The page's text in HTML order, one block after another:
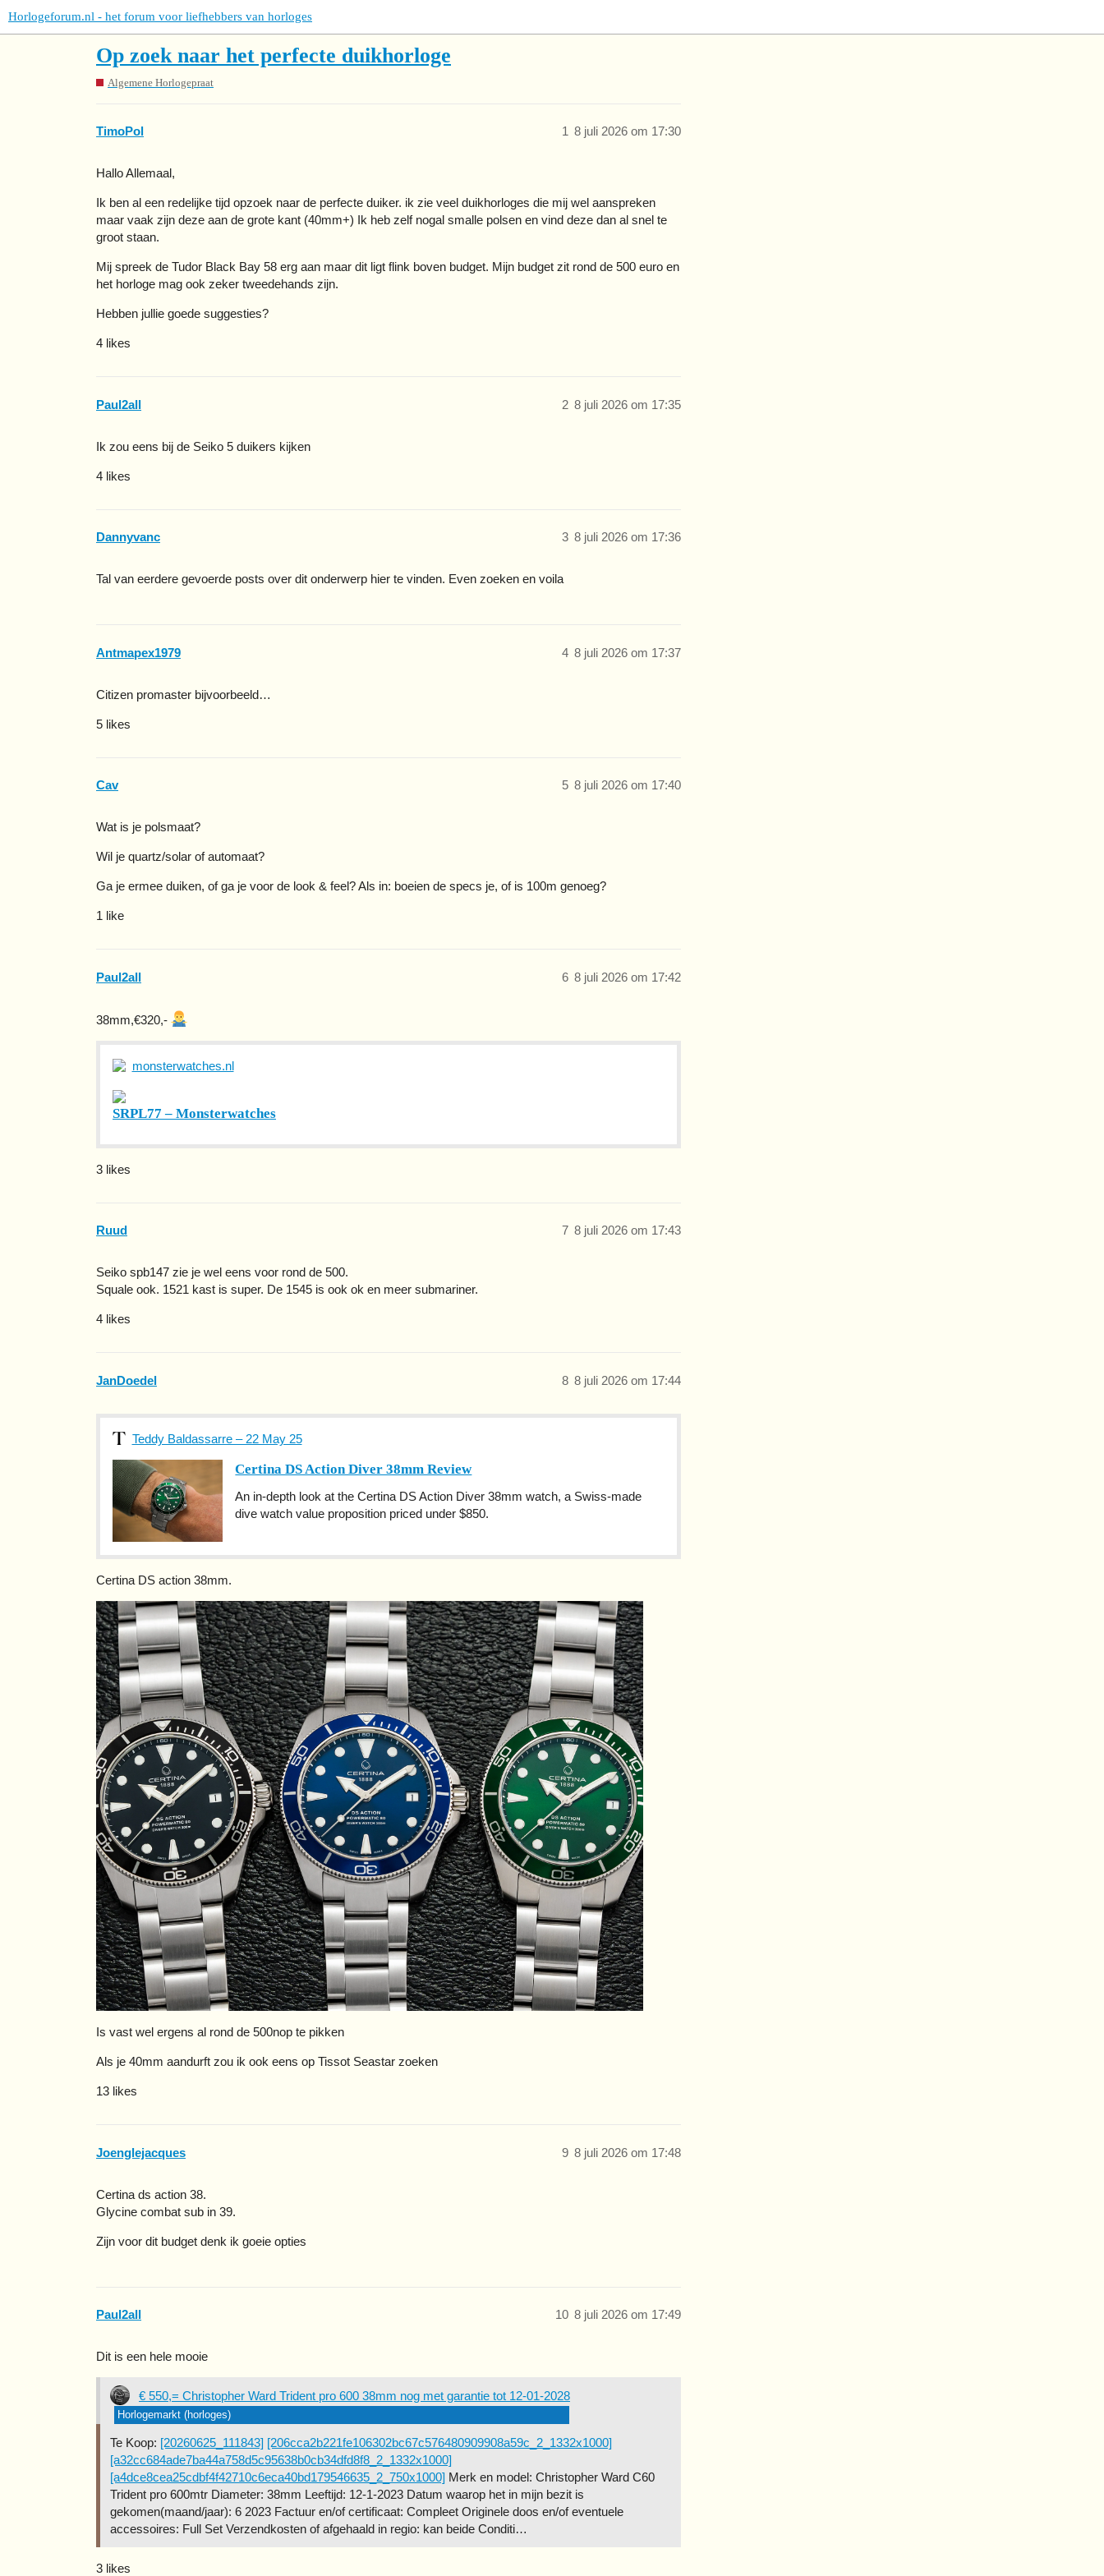
Horlogeforum.nl - het forum voor liefhebbers van horloges
Op zoek naar het perfecte duikhorloge
Algemene Horlogepraat
TimoPol 8 juli 2026 om 17:30
1
Hallo Allemaal,
Ik ben al een redelijke tijd opzoek naar de perfecte duiker. ik zie veel duikhorloges die mij wel aanspreken
maar vaak zijn deze aan de grote kant (40mm+) Ik heb zelf nogal smalle polsen en vind deze dan al snel te
groot staan.
Mij spreek de Tudor Black Bay 58 erg aan maar dit ligt flink boven budget. Mijn budget zit rond de 500 euro en
het horloge mag ook zeker tweedehands zijn.
Hebben jullie goede suggesties?
4 likes
Paul2all 8 juli 2026 om 17:35
2
Ik zou eens bij de Seiko 5 duikers kijken
4 likes
Dannyvanc 8 juli 2026 om 17:36
3
Tal van eerdere gevoerde posts over dit onderwerp hier te vinden. Even zoeken en voila
Antmapex1979 8 juli 2026 om 17:37
4
Citizen promaster bijvoorbeeld…
5 likes
Cav 8 juli 2026 om 17:40
5
Wat is je polsmaat?
Wil je quartz/solar of automaat?
Ga je ermee duiken, of ga je voor de look & feel? Als in: boeien de specs je, of is 100m genoeg?
1 like
Paul2all 8 juli 2026 om 17:42
6
38mm,€320,-
monsterwatches.nl
SRPL77 – Monsterwatches
3 likes
Ruud 8 juli 2026 om 17:43
7
Seiko spb147 zie je wel eens voor rond de 500.
Squale ook. 1521 kast is super. De 1545 is ook ok en meer submariner.
4 likes
JanDoedel 8 juli 2026 om 17:44
8
Teddy Baldassarre – 22 May 25
Certina DS Action Diver 38mm Review
An in-depth look at the Certina DS Action Diver 38mm watch, a Swiss-made
dive watch value proposition priced under $850.
Certina DS action 38mm.
Is vast wel ergens al rond de 500nop te pikken
Als je 40mm aandurft zou ik ook eens op Tissot Seastar zoeken
13 likes
Joenglejacques 8 juli 2026 om 17:48
9
Certina ds action 38.
Glycine combat sub in 39.
Zijn voor dit budget denk ik goeie opties
Paul2all 8 juli 2026 om 17:49
10
Dit is een hele mooie
€ 550,= Christopher Ward Trident pro 600 38mm nog met garantie tot 12-01-2028
Horlogemarkt (horloges)
Te Koop: [20260625_111843] [206cca2b221fe106302bc67c576480909908a59c_2_1332x1000]
[a32cc684ade7ba44a758d5c95638b0cb34dfd8f8_2_1332x1000]
[a4dce8cea25cdbf4f42710c6eca40bd179546635_2_750x1000] Merk en model: Christopher Ward C60
Trident pro 600mtr Diameter: 38mm Leeftijd: 12-1-2023 Datum waarop het in mijn bezit is
gekomen(maand/jaar): 6 2023 Factuur en/of certificaat: Compleet Originele doos en/of eventuele
accessoires: Full Set Verzendkosten of afgehaald in regio: kan beide Conditi…
3 likes